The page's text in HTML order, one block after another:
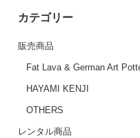
カテゴリー
販売商品
Fat Lava & German Art
HAYAMI KENJI
OTHERS
レンタル商品